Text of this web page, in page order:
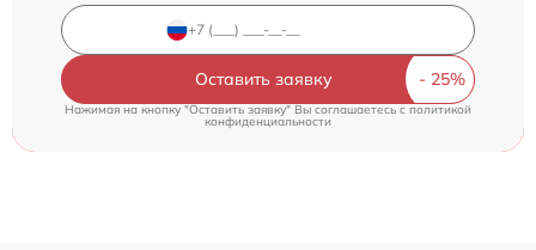
Оставить заявку
Нажимая на кнопку "Оставить заявку" Вы соглашаетесь cполитикой
конфиденциальности